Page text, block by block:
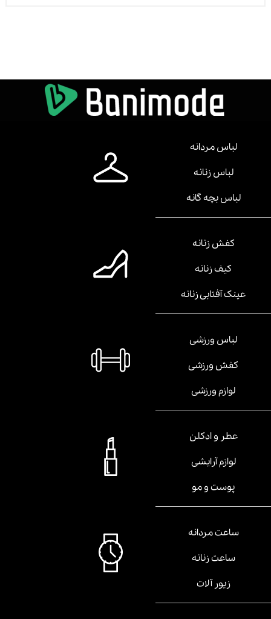
لباس مردانه
لباس زنانه
لباس بچه گانه
کفش زنانه
کیف زنانه
عینک آفتابی زنانه
لباس ورزشی
کفش ورزشی
لوازم ورزشی
عطر و ادکلن
لوازم آرایشی
پوست و مو
ساعت مردانه
ساعت زنانه
زیور آلات